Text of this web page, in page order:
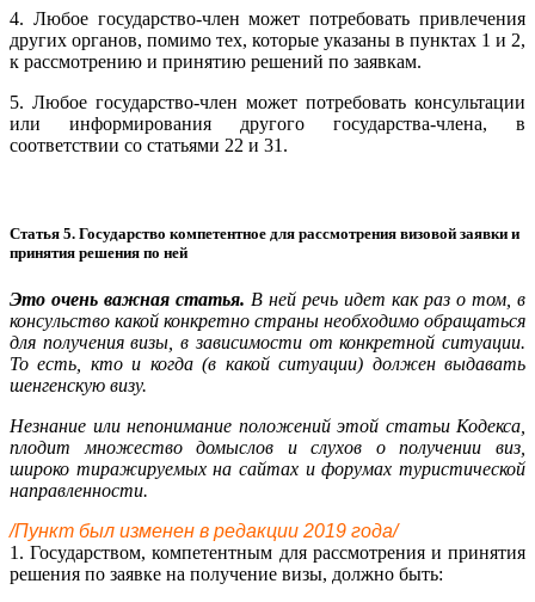
4. Любое государство-член может потребовать привлечения
других органов, помимо тех, которые указаны в пунктах 1 и 2,
к рассмотрению и принятию решений по заявкам.
5. Любое государство-член может потребовать консультации
или информирования другого государства-члена, в
соответствии со статьями 22 и 31.
Статья 5. Государство компетентное для рассмотрения визовой заявки и
принятия решения по ней
Это очень важная статья. В ней речь идет как раз о том, в
консульство какой конкретно страны необходимо обращаться
для получения визы, в зависимости от конкретной ситуации.
То есть, кто и когда (в какой ситуации) должен выдавать
шенгенскую визу.
Незнание или непонимание положений этой статьи Кодекса,
плодит множество домыслов и слухов о получении виз,
широко тиражируемых на сайтах и форумах туристической
направленности.
/Пункт был изменен в редакции 2019 года/
1. Государством, компетентным для рассмотрения и принятия
решения по заявке на получение визы, должно быть: